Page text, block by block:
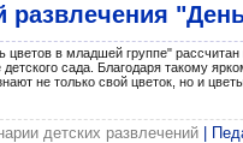
развлечения
цветов в младшей группе"
детского сада. Благодаря такому
не только свой цветок, но и
детских развлечений |